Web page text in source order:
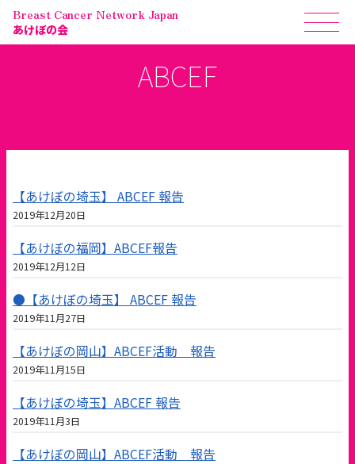
Breast Cancer Network Japan
あけぼの会
ABCEF
【あけぼの埼玉】 ABCEF 報告
2019年12月20日
【あけぼの福岡】ABCEF報告
2019年12月12日
●【あけぼの埼玉】 ABCEF 報告
2019年11月27日
【あけぼの岡山】ABCEF活動 報告
2019年11月15日
【あけぼの埼玉】ABCEF 報告
2019年11月3日
【あけぼの岡山】ABCEF活動 報告